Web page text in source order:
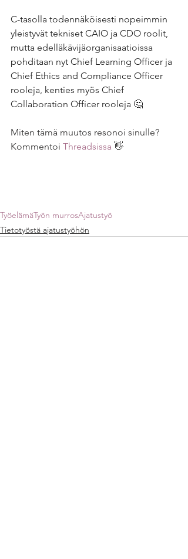
C-tasolla todennäköisesti nopeimmin
yleistyvät tekniset CAIO ja CDO roolit,
mutta edelläkävijäorganisaatioissa
pohditaan nyt Chief Learning Officer ja
Chief Ethics and Compliance Officer
rooleja, kenties myös Chief
Collaboration Officer rooleja 🤔
Miten tämä muutos resonoi sinulle?
Kommentoi Threadsissa 👋
TyöelämäTyön murrosAjatustyö
Tietotyöstä ajatustyöhön